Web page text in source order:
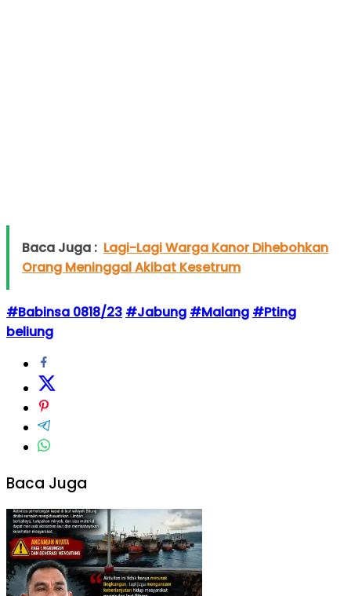
Baca Juga : Lagi-Lagi Warga Kanor Dihebohkan
Orang Meninggal Akibat Kesetrum
#Babinsa 0818/23 #Jabung #Malang #Pting
beliung
Baca Juga